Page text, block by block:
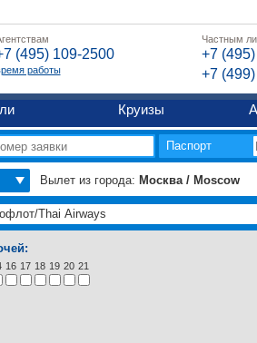
(495) 109-2500
работы
Частным
+7
+7
Круизы
Паспорт
Вылет из города: Москва / Moscow
16 17 18 19 20 21